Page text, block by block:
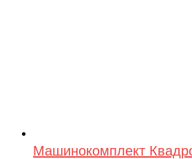
Машинокомплект